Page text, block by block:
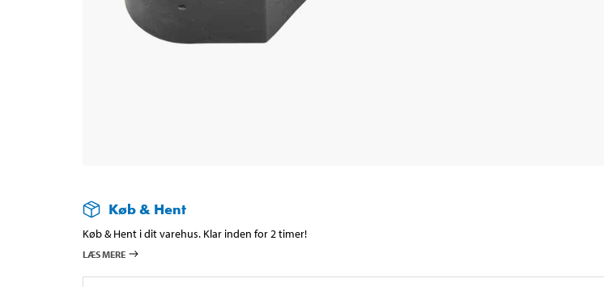
Køb & Hent
Køb & Hent i dit varehus. Klar inden for 2 timer!
LÆS MERE